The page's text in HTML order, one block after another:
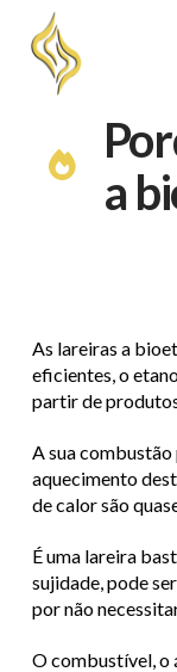
a
As lareiras a
eficientes, o
partir de
A sua
aquecimento
de calor são
É uma lareira
sujidade, pode
por não
O combustível, o